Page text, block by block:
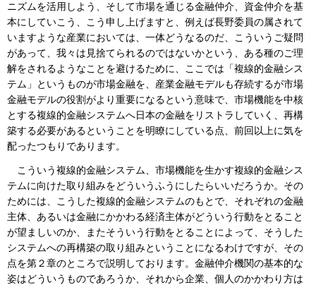
ニズムを活用しよう、そして市場を通じる金融仲介、資金仲介を基
本にしていこう、こう申し上げますと、例えば長野委員の属されて
いますような産業においては、一体どうなるのだ、こういうご疑問
があって、我々は見捨てられるのではないかという、ある種のご理
解をされるようなことを避けるために、ここでは「複線的金融シス
テム」というものが市場金融を、産業金融モデルも存続するが市場
金融モデルの役割がより重要になるという意味で、市場機能を中核
とする複線的金融システムへ日本の金融をリストラしていく、再構
築する必要があるということを明瞭にしている点、前回以上に気を
配ったつもりであります。
こういう複線的金融システム、市場機能を生かす複線的金融シス
テムに向けた取り組みをどういうふうにしたらいいだろうか。その
ためには、こうした複線的金融システムのもとで、それぞれの金融
主体、あるいは金融にかかわる経済主体がどういう行動をとること
が望ましいのか、またそういう行動をとることによって、そうした
システムへの再構築の取り組みということになるわけですが、その
点を第２章のところで説明しております。金融仲介機関の基本的な
姿はどういうものであろうか、それから企業、個人のかかわり方は